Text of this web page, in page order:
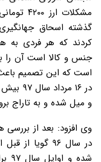
گذشته اسحاق
کردند که هر فردی به
و میل شده و به تاراج
وی افزود: بعد از
در سال ۹۶